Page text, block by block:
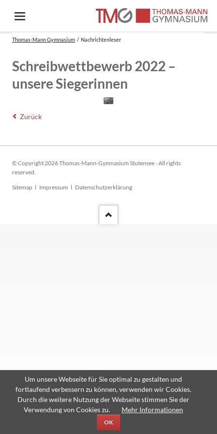
Thomas-Mann Gymnasium Nachrichtenleser
Schreibwettbewerb 2022 –
unsere Siegerinnen
Zurück
© Copyright 2026 Thomas-Mann-Gymnasium Stutensee - All rights
reserved.
Navigation
Sitemap Impressum Datenschutzerklärung
Um unsere Webseite für Sie optimal zu gestalten und
fortlaufend verbessern zu können, verwenden wir Cookies.
Durch die weitere Nutzung der Webseite stimmen Sie der
Verwendung von Cookies zu.
Mehr Informationen
OK